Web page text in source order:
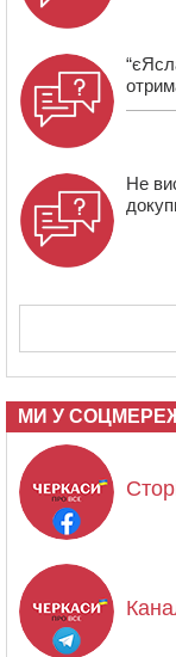
Не
МИ У